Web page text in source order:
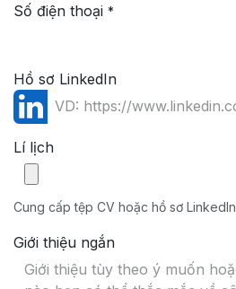
Số điện thoại *
Hồ sơ LinkedIn
Lí lịch
Cung cấp tệp CV hoặc hồ sơ LinkedIn
Giới thiệu ngắn